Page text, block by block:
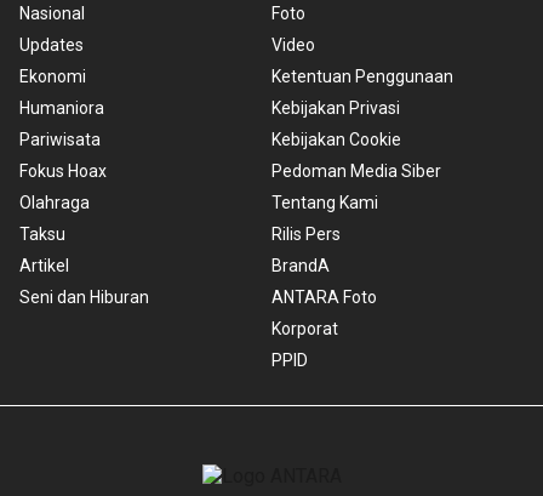
Nasional
Updates
Ekonomi
Humaniora
Pariwisata
Fokus Hoax
Olahraga
Taksu
Artikel
Seni dan Hiburan
Foto
Video
Ketentuan Penggunaan
Kebijakan Privasi
Kebijakan Cookie
Pedoman Media Siber
Tentang Kami
Rilis Pers
BrandA
ANTARA Foto
Korporat
PPID